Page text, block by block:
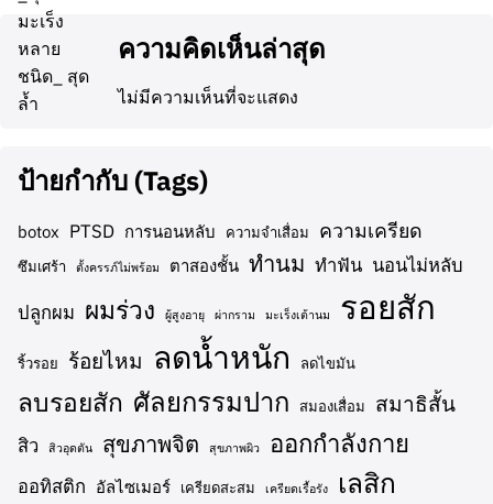
ความคิดเห็นล่าสุด
ไม่มีความเห็นที่จะแสดง
ป้ายกำกับ (Tags)
botox PTSD การนอนหลับ ความจำเสื่อม ความเครียด
ซึมเศร้า ตั้งครรภ์ไม่พร้อม ตาสองชั้น ทำนม ทำฟัน นอนไม่หลับ
ปลูกผม ผมร่วง ผู้สูงอายุ ผ่ากราม มะเร็งเต้านม รอยสัก
ริ้วรอย ร้อยไหม ลดน้ำหนัก ลดไขมัน
ลบรอยสัก ศัลยกรรมปาก สมองเสื่อม สมาธิสั้น
สิว สิวอุดตัน สุขภาพจิต สุขภาพผิว ออกกำลังกาย
ออทิสติก อัลไซเมอร์ เครียดสะสม เครียดเรื้อรัง เลสิก